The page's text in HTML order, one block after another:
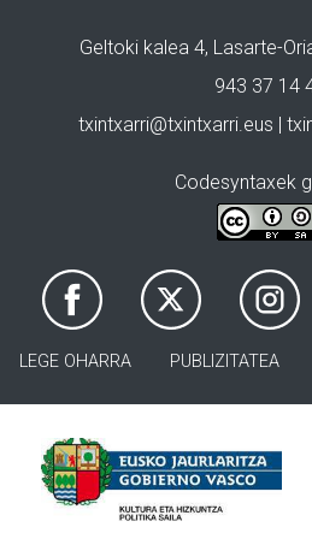
Geltoki kalea 4, Lasarte-
943 37 14
txintxarri@txintxarri.eus |
Codesyntaxek
LEGE OHARRA PUBLIZITATEA